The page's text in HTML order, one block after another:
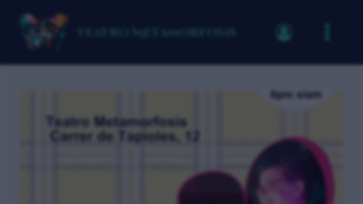
Teatro Metamorfosis